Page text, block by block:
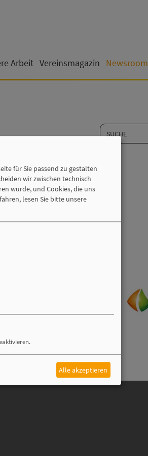
Arbeit Vereinsmagazin Newsroom
für Sie passend zu gestalten
wir zwischen technisch
würde, und Cookies, die uns
lesen Sie bitte unsere
Alle akzeptieren